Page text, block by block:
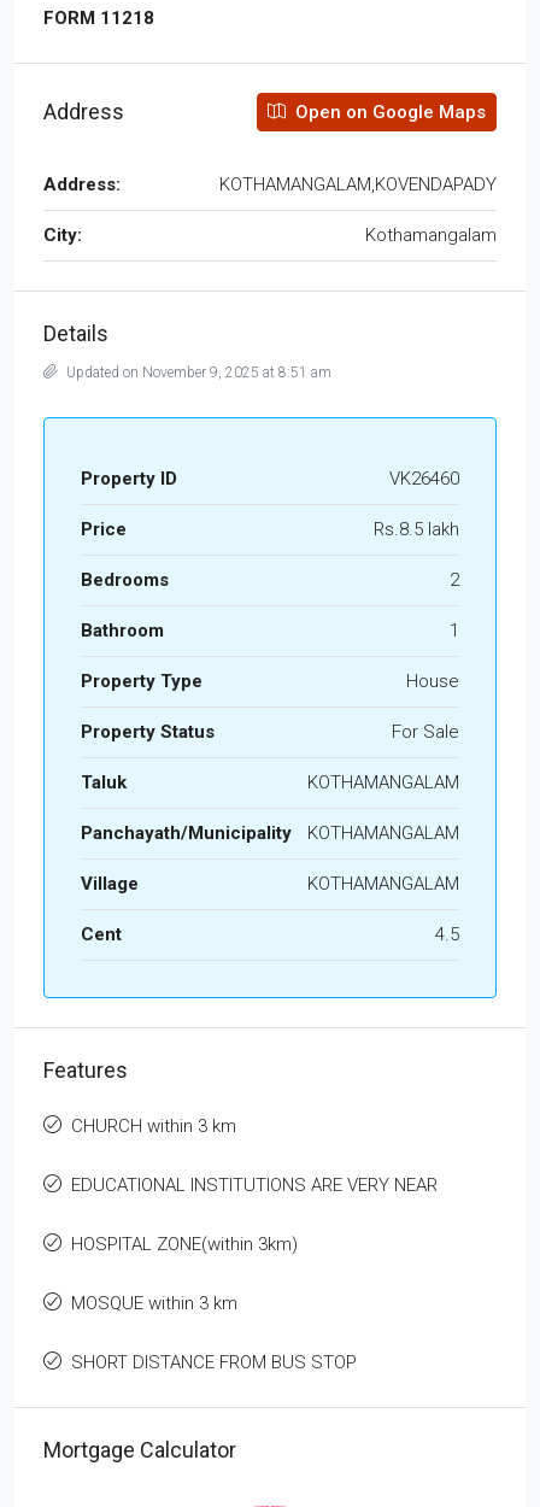
FORM 11218
Address Open on Google Maps
Address: KOTHAMANGALAM,KOVENDAPADY
City: Kothamangalam
Details
Updated on November 9, 2025 at 8:51 am
Property ID VK26460
Price Rs.8.5 lakh
Bedrooms 2
Bathroom 1
Property Type House
Property Status For Sale
Taluk KOTHAMANGALAM
Panchayath/Municipality KOTHAMANGALAM
Village KOTHAMANGALAM
Cent 4.5
Features
CHURCH within 3 km
EDUCATIONAL INSTITUTIONS ARE VERY NEAR
HOSPITAL ZONE(within 3km)
MOSQUE within 3 km
SHORT DISTANCE FROM BUS STOP
Mortgage Calculator